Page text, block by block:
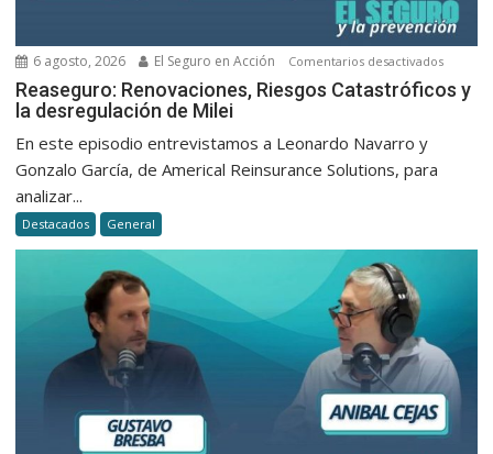
6 agosto, 2026 El Seguro en Acción Comentarios desactivadosen
de
Reaseguro: Renovaciones, Riesgos Catastróficos y
la desregulación de Milei
En este episodio entrevistamos a Leonardo Navarro y
Gonzalo García, de Americal Reinsurance Solutions, para
analizar...
Destacados General